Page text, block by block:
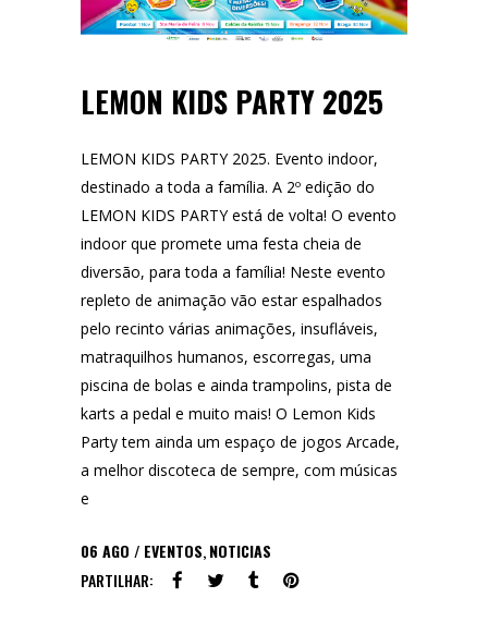
LEMON KIDS PARTY 2025
LEMON KIDS PARTY 2025. Evento indoor,
destinado a toda a família. A 2º edição do
LEMON KIDS PARTY está de volta! O evento
indoor que promete uma festa cheia de
diversão, para toda a família! Neste evento
repleto de animação vão estar espalhados
pelo recinto várias animações, insufláveis,
matraquilhos humanos, escorregas, uma
piscina de bolas e ainda trampolins, pista de
karts a pedal e muito mais! O Lemon Kids
Party tem ainda um espaço de jogos Arcade,
a melhor discoteca de sempre, com músicas
e
06 AGO EVENTOS,NOTICIAS
PARTILHAR: